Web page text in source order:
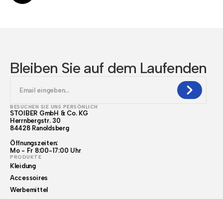
Bleiben Sie auf dem Laufenden
BESUCHEN SIE UNS PERSÖNLICH
STOIBER GmbH & Co. KG
Herrnbergstr. 30
84428 Ranoldsberg
Öffnungszeiten:
Mo - Fr 8:00-17:00 Uhr
PRODUKTE
Kleidung
Accessoires
Werbemittel